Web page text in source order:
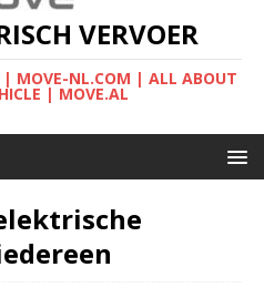
VERVOER
| MOVE-NL.COM | ALL ABOUT
| MOVE.AL